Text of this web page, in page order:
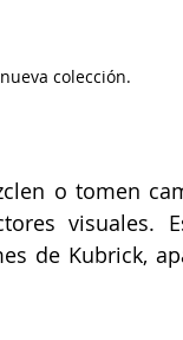
colección.
o tomen
visuales.
de Kubrick,